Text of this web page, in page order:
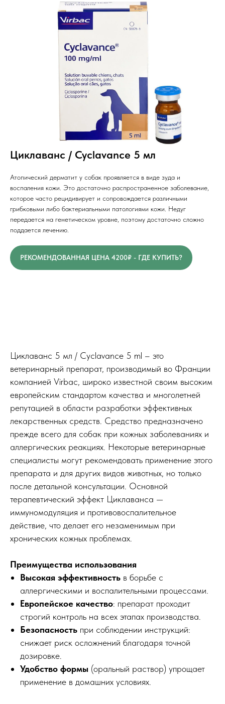
Циклаванс / Cyclavance 5 мл
Атопический дерматит у собак проявляется в виде зуда и
воспаления кожи. Это достаточно распространенное заболевание,
которое часто рецидивирует и сопровождается различными
грибковыми либо бактериальными патологиями кожи. Недуг
передается на генетическом уровне, поэтому достаточно сложно
поддается лечению.
РЕКОМЕНДОВАННАЯ ЦЕНА 4200₽ - ГДЕ КУПИТЬ?
Циклаванс 5 мл / Cyclavance 5 ml – это
ветеринарный препарат, производимый во Франции
компанией Virbac, широко известной своим высоким
европейским стандартом качества и многолетней
репутацией в области разработки эффективных
лекарственных средств. Средство предназначено
прежде всего для собак при кожных заболеваниях и
аллергических реакциях. Некоторые ветеринарные
специалисты могут рекомендовать применение этого
препарата и для других видов животных, но только
после детальной консультации. Основной
терапевтический эффект Циклаванса —
иммуномодуляция и противовоспалительное
действие, что делает его незаменимым при
хронических кожных проблемах.
Преимущества использования
Высокая эффективность в борьбе с
аллергическими и воспалительными процессами.
Европейское качество: препарат проходит
строгий контроль на всех этапах производства.
Безопасность при соблюдении инструкций:
снижает риск осложнений благодаря точной
дозировке.
Удобство формы (оральный раствор) упрощает
применение в домашних условиях.